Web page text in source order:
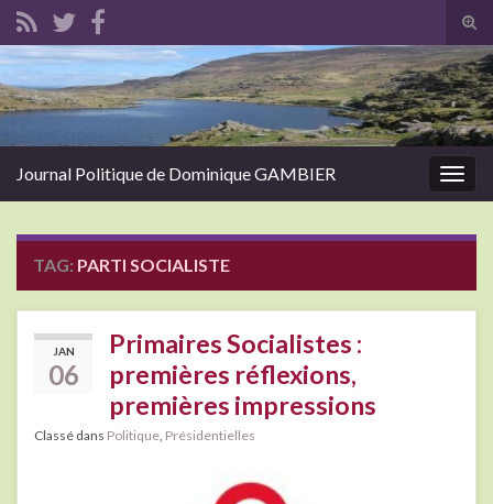
Search for:
Journal Politique de Dominique GAMBIER
TAG: PARTI SOCIALISTE
JAN
06
Primaires Socialistes :
premières réflexions,
premières impressions
Classé dans Politique Présidentielles